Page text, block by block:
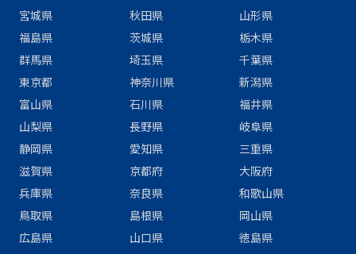
宮城県
秋田県
山形県
福島県
茨城県
栃木県
群馬県
埼玉県
千葉県
東京都
神奈川県
新潟県
富山県
石川県
福井県
山梨県
長野県
岐阜県
静岡県
愛知県
三重県
滋賀県
京都府
大阪府
兵庫県
奈良県
和歌山県
鳥取県
島根県
岡山県
広島県
山口県
徳島県